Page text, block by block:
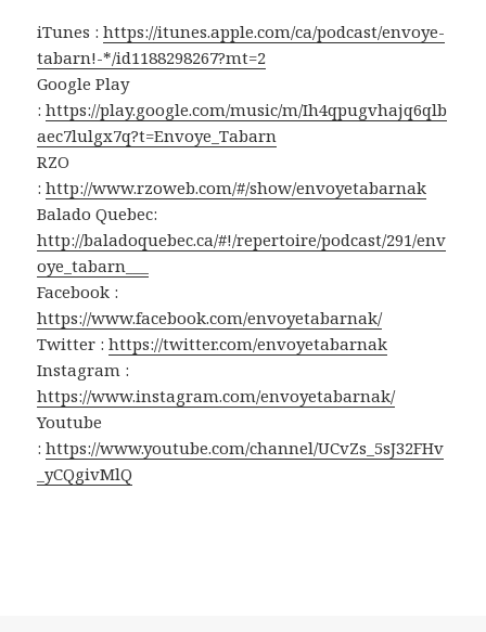
iTunes :https://itunes.apple.com/ca/podcast/envoye-
tabarn!-*/id1188298267?mt=2
Google Play
:https://play.google.com/music/m/Ih4qpugvhajq6qlb
aec7lulgx7q?t=Envoye_Tabarn
RZO
:http://www.rzoweb.com/#/show/envoyetabarnak
Balado Quebec:
http://baladoquebec.ca/#!/repertoire/podcast/291/env
oye_tabarn___
Facebook :
https://www.facebook.com/envoyetabarnak/
Twitter :https://twitter.com/envoyetabarnak
Instagram :
https://www.instagram.com/envoyetabarnak/
Youtube
:https://www.youtube.com/channel/UCvZs_5sJ32FHv
_yCQgivMlQ